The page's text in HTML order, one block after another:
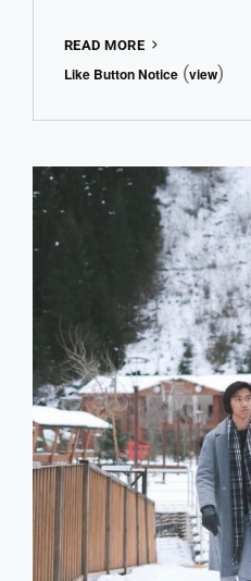
READ MORE
DI
BELANDA
DESAIN
INTERIOR
Like Button Notice (view)